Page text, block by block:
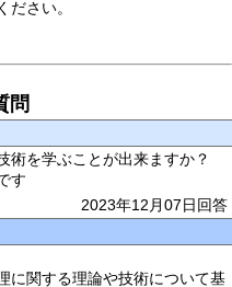
ださい。
問
術を学ぶことが出来ますか？
す
2023年12月07日回答
に関する理論や技術について基